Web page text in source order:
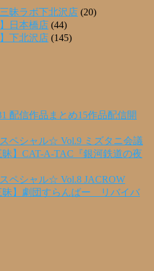
昧ラボ下北沢店 (20)
日本橋店 (44)
下北沢店 (145)
配信作品まとめ15作品配信開
ペシャル☆ Vol.9 ミズタニ会議
昧】CAT-A-TAC『銀河鉄道の夜
ペシャル☆ Vol.8 JACROW
昧】劇団すらんばー リバイバ